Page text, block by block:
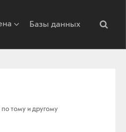
Базы данных
тому и другому